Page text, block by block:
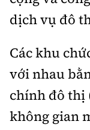
dịch vụ đô
Các khu
với nhau
chính đô thị
không gian